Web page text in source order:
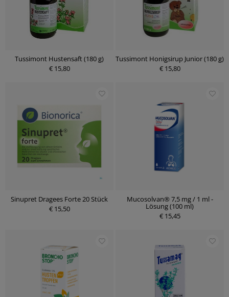
Tussimont Hustensaft (180 g)
€ 15,80
Tussimont Honigsirup Junior (180 g)
€ 15,80
Sinupret Dragees Forte 20 Stück
€ 15,50
Mucosolvan® 7,5 mg / 1 ml -
Lösung (100 ml)
€ 15,45